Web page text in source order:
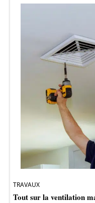
TRAVAUX
Tout sur la ventilation